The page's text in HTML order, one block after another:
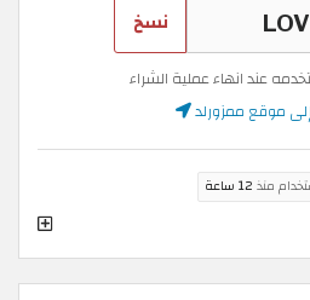
نسخ
عند انهاء عملية الشراء
موقع ممزورلد
منذ 12 ساعة